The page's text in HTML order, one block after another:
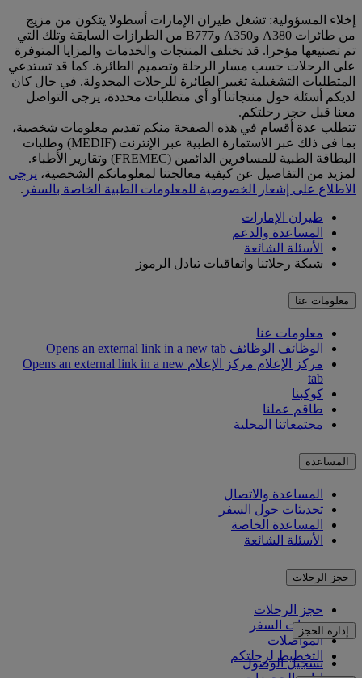
إخلاء المسؤولية: تشغل طيران الإمارات أسطولا يتكون من مزيج
من طائرات A380 وA350 وB777 من الطرازات السابقة وتلك التي
تم تصنيعها مؤخرا. قد تختلف المنتجات والخدمات والمزايا المتوفرة
على الرحلات حسب مسار الرحلة وتصميم الطائرة. كما قد تستدعي
المتطلبات التشغيلية تغيير الطائرة للرحلات المجدولة. في حال كان
لديكم أسئلة حول منتجاتنا أو أي متطلبات محددة، يرجى التواصل
معنا قبل حجز رحلتكم.
تتطلب عدة أقسام في هذه الصفحة منكم تقديم معلومات شخصية،
بما في ذلك عبر الاستمارة الطبية عبر الإنترنت (MEDIF) وطلبات
البطاقة الطبية للمسافرين الدائمين (FREMEC) وتقارير الأطباء.
لمزيد من التفاصيل عن كيفية معالجتنا لمعلوماتكم الشخصية، يرجى
الاطلاع على إشعار الخصوصية للمعلومات الطبية الخاصة بالسفر .
طيران الإمارات
المساعدة والدعم
الأسئلة الشائعة
شبكة رحلاتنا واتفاقيات تبادل الرموز
معلومات عنا
معلومات عنا
الوظائف الوظائف Opens an external link in a new tab
مركز الإعلام
مركز الإعلام Opens an external link in a new
tab
كوكبنا
طاقم عملنا
مجتمعاتنا المحلية
المساعدة
المساعدة والاتصال
تحديثات حول السفر
المساعدة الخاصة
الأسئلة الشائعة
حجز الرحلات
حجز الرحلات
خدمات السفر
المواصلات
التخطيط لرحلتكم
إدارة الحجز
تسجيل الوصول